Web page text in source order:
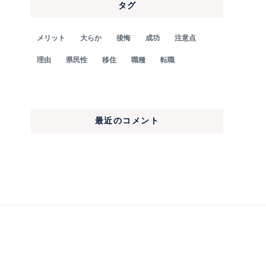
タグ
メリット 大らか 後悔 成功 注意点
理由 県民性 移住 職種 転職
最近のコメント